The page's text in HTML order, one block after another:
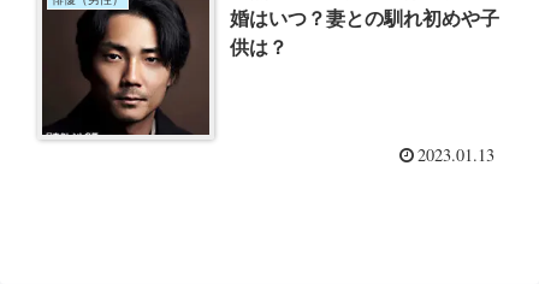
婚はいつ？妻との馴れ初めや子
供は？
2023.01.13